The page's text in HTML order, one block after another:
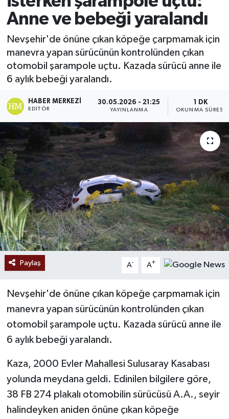
Anne ve bebeği yaralandı
Nevşehir'de önüne çıkan köpeğe çarpmamak için
manevra yapan sürücünün kontrolünden çıkan
otomobil şarampole uçtu. Kazada sürücü anne ile
6 aylık bebeği yaralandı.
HABER MERKEZI
EDITÖR
30.05.2026 - 21:25
YAYINLANMA
1 DK
OKUNMA SÜRESI
Paylaş A- A+
Nevşehir'de önüne çıkan köpeğe çarpmamak için
manevra yapan sürücünün kontrolünden çıkan
otomobil şarampole uçtu. Kazada sürücü anne ile
6 aylık bebeği yaralandı.
Kaza, 2000 Evler Mahallesi Sulusaray Kasabası
yolunda meydana geldi. Edinilen bilgilere göre,
38 FB 274 plakalı otomobilin sürücüsü A.A., seyir
halindeyken aniden önüne çıkan köpeğe
Ekonomi
Sağlık
Tokat Haber